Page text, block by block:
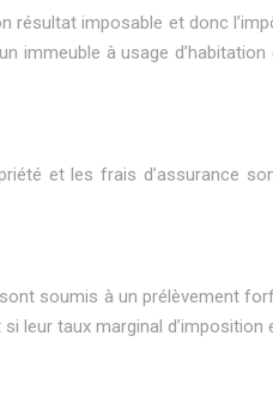
imposable et donc
immeuble à usage
et les frais d’assurance
soumis à un prélèvement
leur taux marginal d’imposition